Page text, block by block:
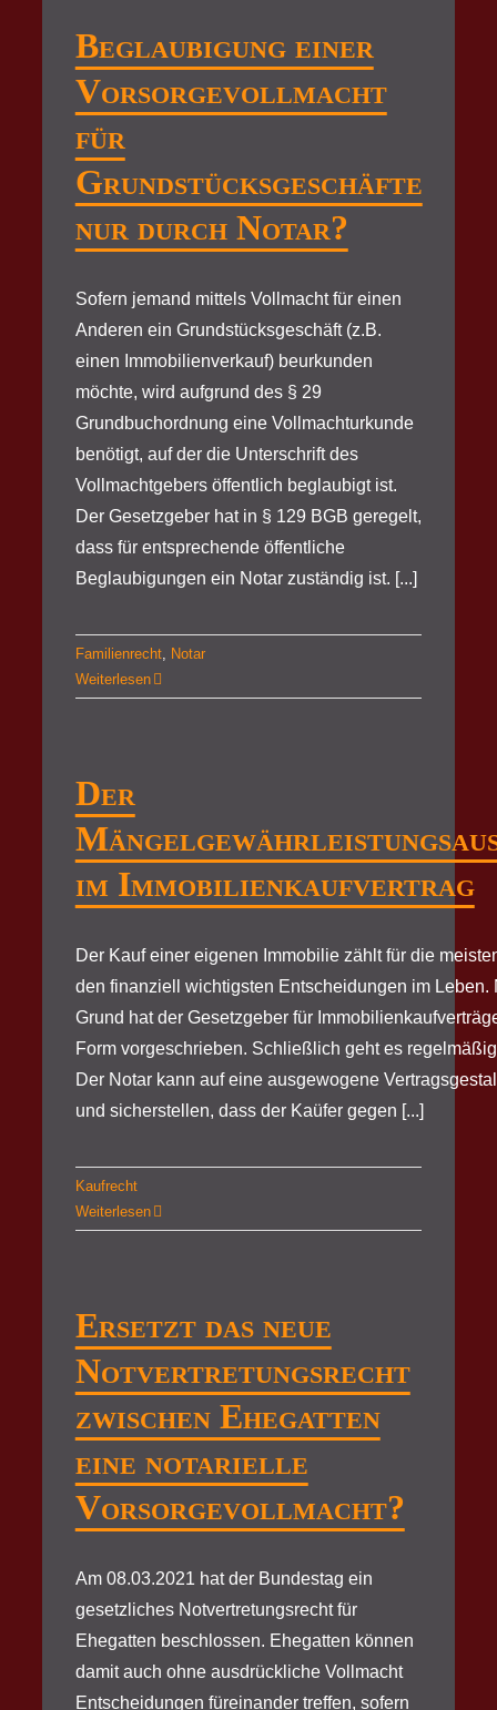
Beglaubigung einer
Vorsorgevollmacht
für
Grundstücksgeschäfte
nur durch Notar?
Sofern jemand mittels Vollmacht für einen
Anderen ein Grundstücksgeschäft (z.B.
einen Immobilienverkauf) beurkunden
möchte, wird aufgrund des § 29
Grundbuchordnung eine Vollmachturkunde
benötigt, auf der die Unterschrift des
Vollmachtgebers öffentlich beglaubigt ist.
Der Gesetzgeber hat in § 129 BGB geregelt,
dass für entsprechende öffentliche
Beglaubigungen ein Notar zuständig ist. [...]
Familienrecht,
Notar
Weiterlesen
Der
im Immobilienkaufvertrag
Der Kauf einer eigenen Immobilie zählt für die
den finanziell wichtigsten Entscheidungen im Leben.
Grund hat der Gesetzgeber für
Form vorgeschrieben. Schließlich geht es
Der Notar kann auf eine ausgewogene
und sicherstellen, dass der Kaüfer gegen [...]
Kaufrecht
Weiterlesen
Ersetzt das neue
Notvertretungsrecht
zwischen Ehegatten
eine notarielle
Vorsorgevollmacht?
Am 08.03.2021 hat der Bundestag ein
gesetzliches Notvertretungsrecht für
Ehegatten beschlossen. Ehegatten können
damit auch ohne ausdrückliche Vollmacht
Entscheidungen füreinander treffen, sofern